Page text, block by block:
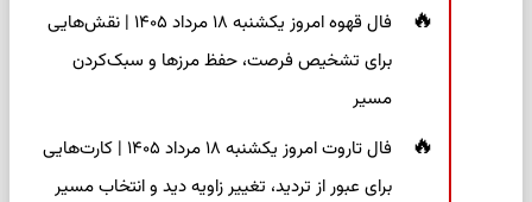
فال قهوه امروز یکشنبه ۱۸ مرداد ۱۴۰۵ | نقش‌هایی
برای تشخیص فرصت، حفظ مرزها و سبک‌کردن
مسیر
فال تاروت امروز یکشنبه ۱۸ مرداد ۱۴۰۵ | کارت‌هایی
برای عبور از تردید، تغییر زاویه دید و انتخاب مسیر